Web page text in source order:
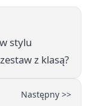
stylu
z klasą?
Następny >>